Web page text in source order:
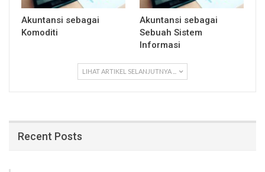
Akuntansi sebagai
Komoditi
Akuntansi sebagai
Sebuah Sistem
Informasi
LIHAT ARTIKEL SELANJUTNYA ...
Recent Posts